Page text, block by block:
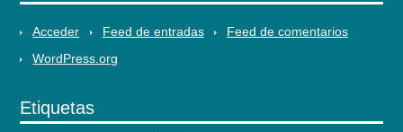
Acceder Feed de entradas
Feed de comentarios
WordPress.org
Etiquetas